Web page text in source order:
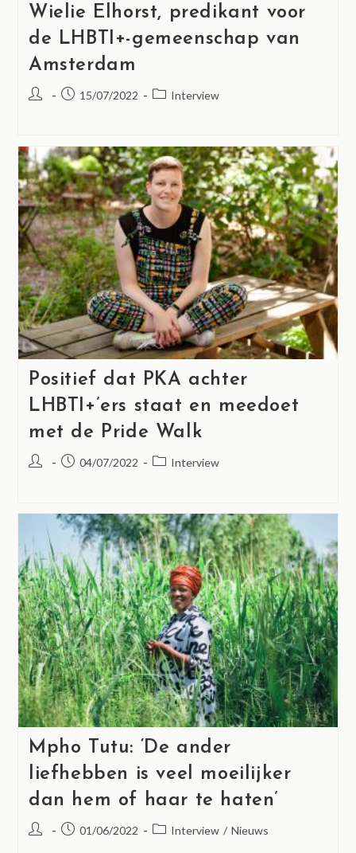
Wielie Elhorst, predikant voor
de LHBTI+-gemeenschap van
Amsterdam
15/07/2022 Interview
Positief dat PKA achter
LHBTI+’ers staat en meedoet
met de Pride Walk
04/07/2022 Interview
Mpho Tutu: ‘De ander
liefhebben is veel moeilijker
dan hem of haar te haten’
01/06/2022 Interview / Nieuws